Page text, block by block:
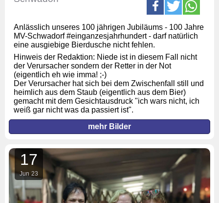
Anlässlich unseres 100 jährigen Jubiläums - 100 Jahre
MV-Schwadorf #einganzesjahrhundert - darf natürlich
eine ausgiebige Bierdusche nicht fehlen.
Hinweis der Redaktion: Niede ist in diesem Fall nicht
der Verursacher sondern der Retter in der Not
(eigentlich eh wie imma! ;-)
Der Verursacher hat sich bei dem Zwischenfall still und
heimlich aus dem Staub (eigentlich aus dem Bier)
gemacht mit dem Gesichtausdruck "ich wars nicht, ich
weiß gar nicht was da passiert ist".
mehr Bilder
17
Jun 23